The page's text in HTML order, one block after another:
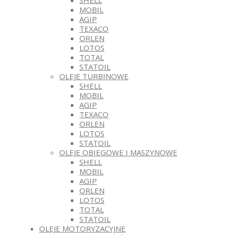
MOBIL
AGIP
TEXACO
ORLEN
LOTOS
TOTAL
STATOIL
OLEJE TURBINOWE
SHELL
MOBIL
AGIP
TEXACO
ORLEN
LOTOS
STATOIL
OLEJE OBIEGOWE I MASZYNOWE
SHELL
MOBIL
AGIP
ORLEN
LOTOS
TOTAL
STATOIL
OLEJE MOTORYZACYJNE